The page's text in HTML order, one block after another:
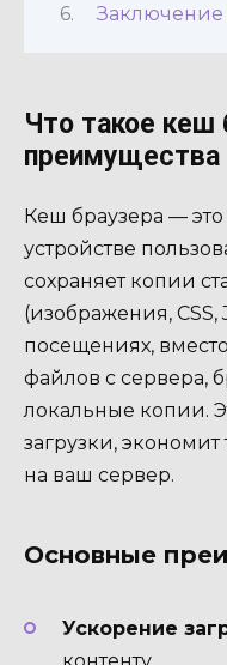
Заключение
Что такое кеш
преимущества
Кеш браузера —
устройстве
сохраняет копии
(изображения,
посещениях,
файлов с сервера,
локальные копии.
загрузки,
на ваш сервер.
Основные
Ускорение